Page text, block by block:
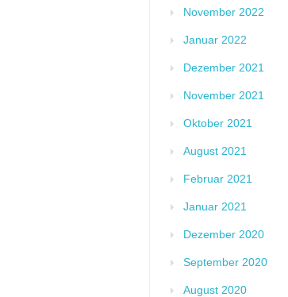
November 2022
Januar 2022
Dezember 2021
November 2021
Oktober 2021
August 2021
Februar 2021
Januar 2021
Dezember 2020
September 2020
August 2020